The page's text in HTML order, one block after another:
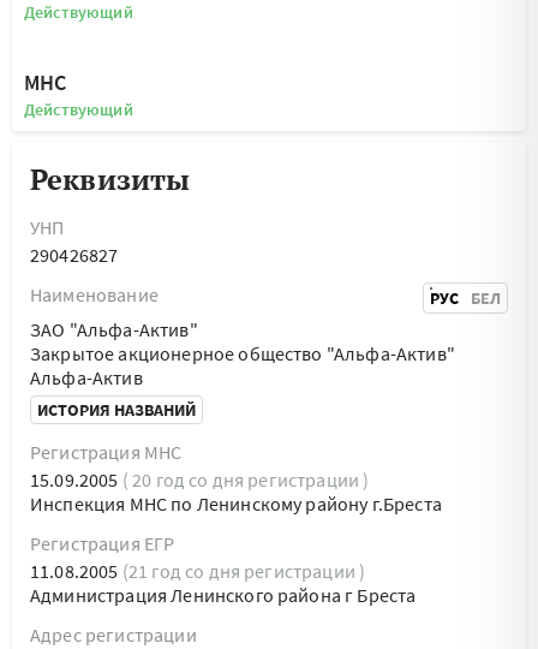
Действующий
МНС
Действующий
Реквизиты
УНП
290426827
Наименование
РУС БЕЛ
ЗАО "Альфа-Актив"
Закрытое акционерное общество "Альфа-Актив"
Альфа-Актив
ИСТОРИЯ НАЗВАНИЙ
Регистрация МНС
15.09.2005 ( 20 год со дня регистрации )
Инспекция МНС по Ленинскому району г.Бреста
Регистрация ЕГР
11.08.2005 (21 год со дня регистрации )
Администрация Ленинского района г Бреста
Адрес регистрации